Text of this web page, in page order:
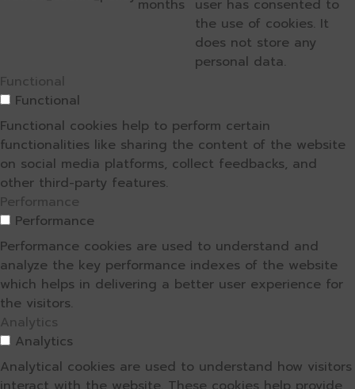
months
user has consented to
the use of cookies. It
does not store any
personal data.
Functional
Functional
Functional cookies help to perform certain
functionalities like sharing the content of the website
on social media platforms, collect feedbacks, and
other third-party features.
Performance
Performance
Performance cookies are used to understand and
analyze the key performance indexes of the website
which helps in delivering a better user experience for
the visitors.
Analytics
Analytics
Analytical cookies are used to understand how visitors